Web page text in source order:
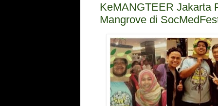
KeMANGTEER Jakarta
Mangrove di